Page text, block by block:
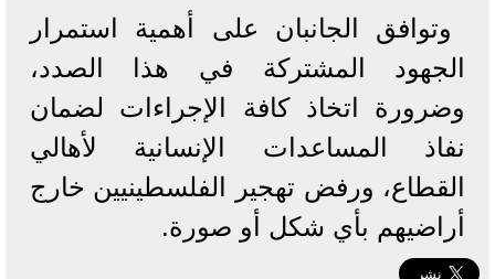
وتوافق الجانبان على أهمية استمرار
الجهود المشتركة في هذا الصدد،
وضرورة اتخاذ كافة الإجراءات لضمان
نفاذ المساعدات الإنسانية لأهالي
القطاع، ورفض تهجير الفلسطينيين خارج
أراضيهم بأي شكل أو صورة.